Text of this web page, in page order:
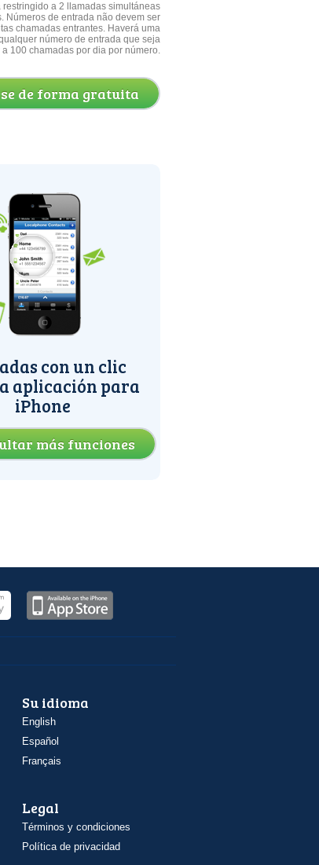
a 2 llamadas simultáneas
Números de entrada não devem ser
chamadas entrantes. Haverá uma
número de entrada que seja
100 chamadas por dia por número.
de forma gratuita
con un clic
aplicación para
iPhone
más funciones
Su idioma
English
Español
Français
Legal
Términos y condiciones
Política de privacidad